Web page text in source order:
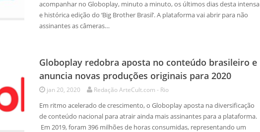
acompanhar no Globoplay, minuto a minuto, os últimos dias desta intensa
e histórica edição do ‘Big Brother Brasil’. A plataforma vai abrir para não
assinantes as câmeras…
Globoplay redobra aposta no conteúdo brasileiro e
anuncia novas produções originais para 2020
jan 20, 2020 Redação ArteCult.com - Rio
Em ritmo acelerado de crescimento, o Globoplay aposta na diversificação
de conteúdo nacional para atrair ainda mais assinantes para a plataforma.
Em 2019, foram 396 milhões de horas consumidas, representando um